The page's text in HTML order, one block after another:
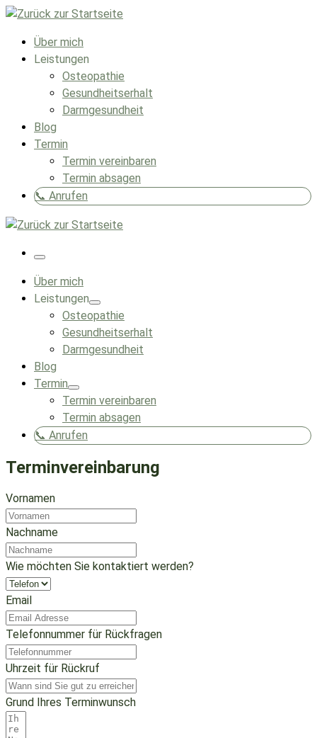
Zum
springenÜber mich
Leistungen
Osteopathie
Gesundheitserhalt
Darmgesundheit
Blog
Termin
Termin vereinbaren
Termin absagen
📞 Anrufen
Menü
Über mich
Leistungen
Osteopathie
Gesundheitserhalt
Darmgesundheit
Blog
Termin
Termin vereinbaren
Termin absagen
📞 Anrufen
Terminvereinbarung
Vornamen
Nachname
Wie möchten Sie kontaktiert werden?
Email
Telefonnummer für Rückfragen
Uhrzeit für Rückruf
Grund Ihres Terminwunsch